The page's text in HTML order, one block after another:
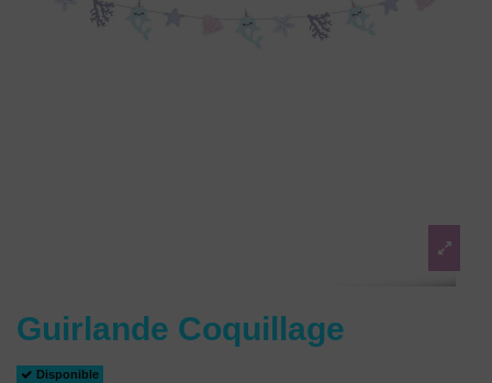
Guirlande Coquillage
Disponible